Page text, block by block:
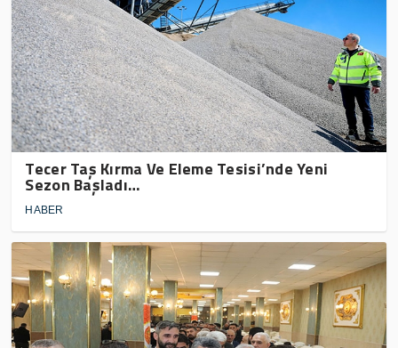
Tecer Taş Kırma Ve Eleme Tesisi’nde Yeni
Sezon Başladı…
HABER